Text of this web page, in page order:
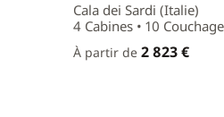
Cala dei Sardi (Italie)
4 Cabines • 10
À partir de 2 823 €